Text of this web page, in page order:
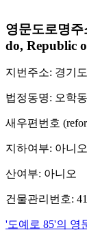
영문도로명주
do, Republic
지번주소: 경기
법정동명: 오학동
새우편번호
지하여부: 아니오
산여부: 아니오
건물관리번호:
'도예로 85'의 영